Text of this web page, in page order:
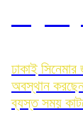
ঢাকাই
অবস্থান
ব্যস্ত সময়